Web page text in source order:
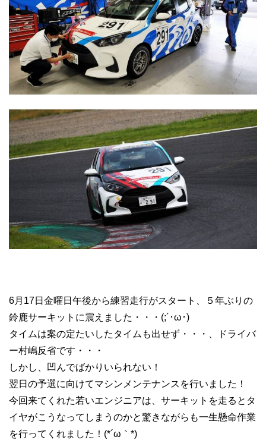
6月17日金曜日午後から練習走行がスタート、５年ぶりの
鈴鹿サーキットに震えました・・・(;´･ω･)
タイムは案の定たいしたタイムも出せず・・・、ドライバ
ー村嶋反省です・・・
しかし、凹んでばかりいられない！
翌日の予選に向けてマシンメンテナンスを行いました！
今回来てくれた若いエンジニアは、サーキットを走るとタ
イヤがこうなってしまうのかと驚きながらも一生懸命作業
を行ってくれました！(*´ω｀*)